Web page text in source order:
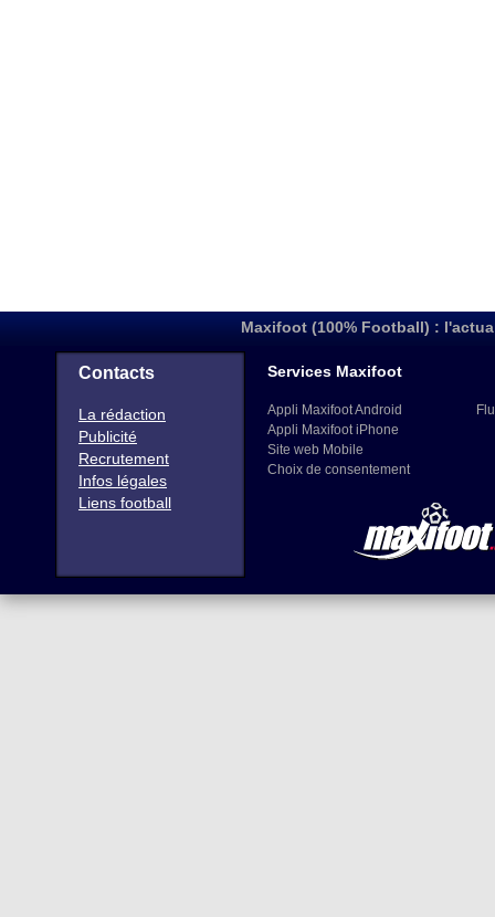
Maxifoot (100% Football) :
Contacts
La rédaction
Publicité
Recrutement
Infos légales
Liens football
Services Maxifoot
Appli Maxifoot Android
Appli Maxifoot iPhone
Site web Mobile
Choix de consentement